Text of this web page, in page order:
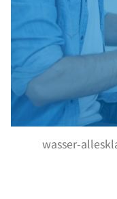
wasser-